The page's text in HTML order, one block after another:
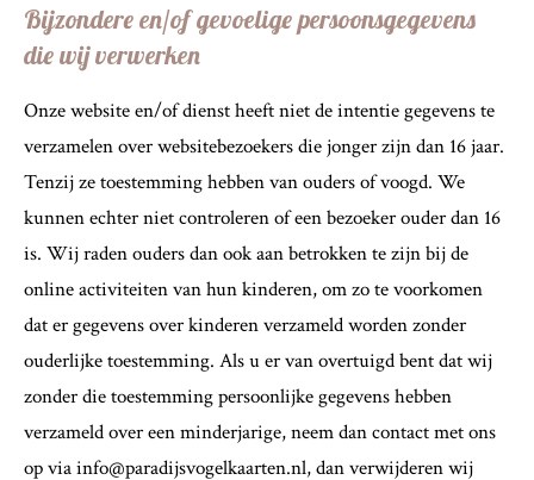
Bijzondere en/of gevoelige persoonsgegevens
die wij verwerken
Onze website en/of dienst heeft niet de intentie gegevens te
verzamelen over websitebezoekers die jonger zijn dan 16 jaar.
Tenzij ze toestemming hebben van ouders of voogd. We
kunnen echter niet controleren of een bezoeker ouder dan 16
is. Wij raden ouders dan ook aan betrokken te zijn bij de
online activiteiten van hun kinderen, om zo te voorkomen
dat er gegevens over kinderen verzameld worden zonder
ouderlijke toestemming. Als u er van overtuigd bent dat wij
zonder die toestemming persoonlijke gegevens hebben
verzameld over een minderjarige, neem dan contact met ons
op via info@paradijsvogelkaarten.nl, dan verwijderen wij